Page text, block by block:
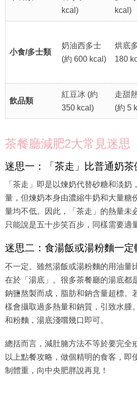
kcal)
kcal)
小食/多士類
奶油西多士
(約 600 kcal)
烘底
180
飲品類
紅豆冰 (約
350 kcal)
走甜
(約 5
茶餐廳減肥2大常見迷思
迷思一：「茶走」比普通奶茶
「茶走」即是以煉奶代替砂糖和淡奶
量，但煉奶本身由濃縮牛奶和大量糖
量均不低。因此，「茶走」的熱量未
只能說是五十步笑百步，同樣需要適
迷思二：食湯飯或湯粉麵一定
不一定。雖然湯飯或湯粉麵的用油量
在於「湯底」。很多茶餐廳的湯底都
鈉鹽熬製而成，脂肪和鈉含量超標。
樣會攝取過多熱量和鈉質，引致水腫
和粉麵，湯底淺嚐幾口即可。
總括而言，減肚腩方法不等於要完全
以上點餐攻略，做個精明的食客，即
制體重，向中央肥胖說再見！